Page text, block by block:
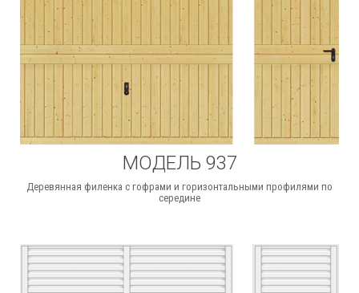
МОДЕЛЬ 937
Деревянная филенка с гофрами и горизонтальными профилями по
середине